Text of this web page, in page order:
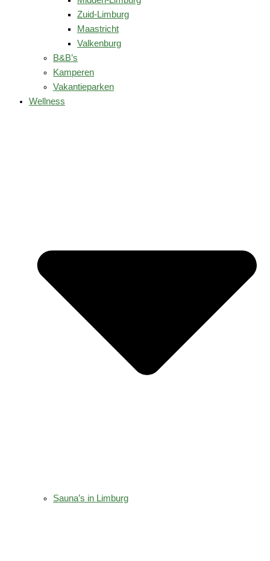
Zuid-Limburg
Maastricht
Valkenburg
B&B’s
Kamperen
Vakantieparken
Wellness
Sauna’s in Limburg